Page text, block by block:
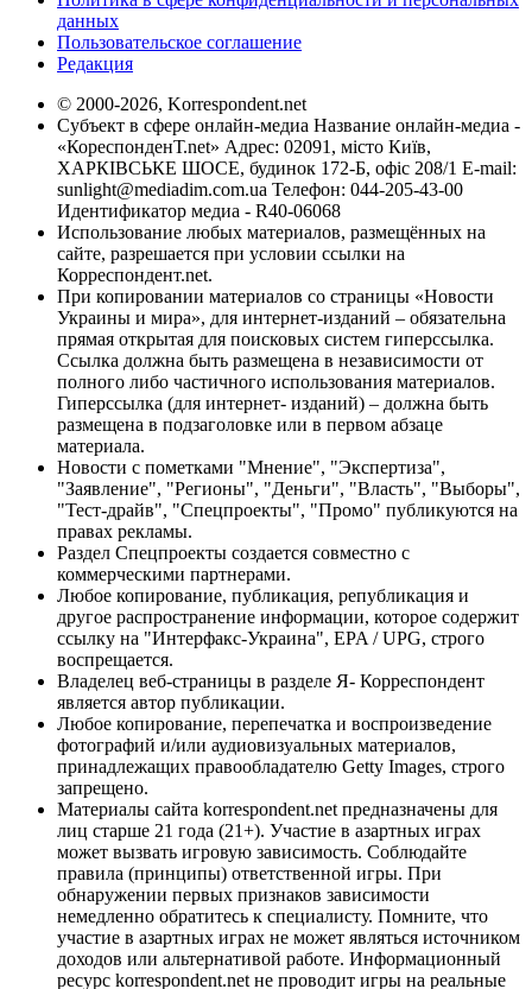
данных
Пользовательское соглашение
Редакция
© 2000-2026, Korrespondent.net
Субъект в сфере онлайн-медиа Название онлайн-медиа -
«КореспонденТ.net» Адрес: 02091, місто Київ,
ХАРКІВСЬКЕ ШОСЕ, будинок 172-Б, офіс 208/1 E-mail:
sunlight@mediadim.com.ua Телефон: 044-205-43-00
Идентификатор медиа - R40-06068
Использование любых материалов, размещённых на
сайте, разрешается при условии ссылки на
Корреспондент.net.
При копировании материалов со страницы «Новости
Украины и мира», для интернет-изданий – обязательна
прямая открытая для поисковых систем гиперссылка.
Ссылка должна быть размещена в независимости от
полного либо частичного использования материалов.
Гиперссылка (для интернет- изданий) – должна быть
размещена в подзаголовке или в первом абзаце
материала.
Новости с пометками "Мнение", "Экспертиза",
"Заявление", "Регионы", "Деньги", "Власть", "Выборы",
"Тест-драйв", "Спецпроекты", "Промо" публикуются на
правах рекламы.
Раздел Спецпроекты создается совместно с
коммерческими партнерами.
Любое копирование, публикация, републикация и
другое распространение информации, которое содержит
ссылку на "Интерфакс-Украина", EPA / UPG, строго
воспрещается.
Владелец веб-страницы в разделе Я- Корреспондент
является автор публикации.
Любое копирование, перепечатка и воспроизведение
фотографий и/или аудиовизуальных материалов,
принадлежащих правообладателю Getty Images, строго
запрещено.
Материалы сайта korrespondent.net предназначены для
лиц старше 21 года (21+). Участие в азартных играх
может вызвать игровую зависимость. Соблюдайте
правила (принципы) ответственной игры. При
обнаружении первых признаков зависимости
немедленно обратитесь к специалисту. Помните, что
участие в азартных играх не может являться источником
доходов или альтернативой работе. Информационный
ресурс korrespondent.net не проводит игры на реальные